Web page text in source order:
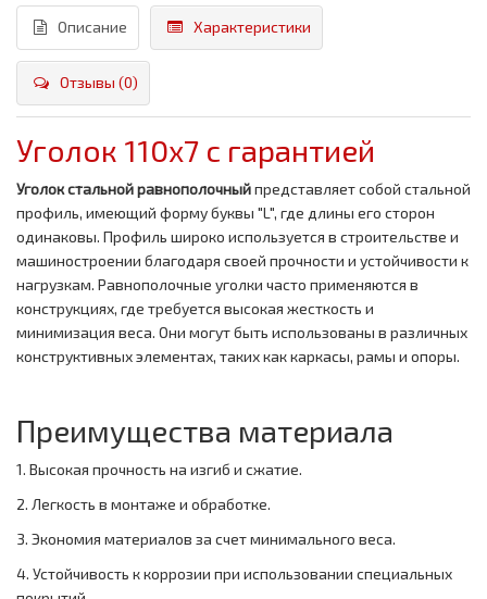
Описание Характеристики
Отзывы (0)
Уголок 110x7 с гарантией
Уголок стальной равнополочныйпредставляет собой стальной
профиль, имеющий форму буквы "L", где длины его сторон
одинаковы. Профиль широко используется в строительстве и
машиностроении благодаря своей прочности и устойчивости к
нагрузкам. Равнополочные уголки часто применяются в
конструкциях, где требуется высокая жесткость и
минимизация веса. Они могут быть использованы в различных
конструктивных элементах, таких как каркасы, рамы и опоры.
Преимущества материала
1. Высокая прочность на изгиб и сжатие.
2. Легкость в монтаже и обработке.
3. Экономия материалов за счет минимального веса.
4. Устойчивость к коррозии при использовании специальных